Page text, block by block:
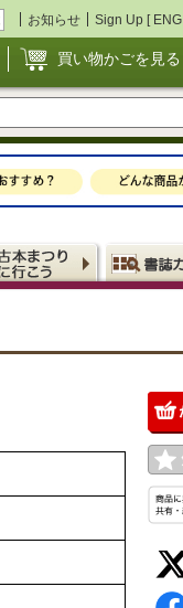
お知らせ Sign Up [ ENG
買い物かごを見る